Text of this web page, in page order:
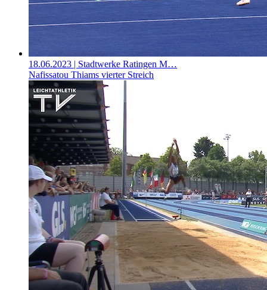
18.06.2023 | Stadtwerke Ratingen M…
Nafissatou Thiams vierter Streich